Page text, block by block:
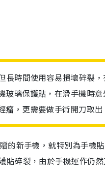
時間使用容易損壞碎裂
玻璃保護貼，在滑手機時
瘤，更需要做手術開刀取出
的新手機，就特別為手機
碎裂，由於手機運作仍